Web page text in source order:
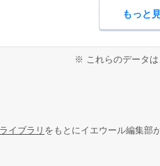
もっと
※ これらのデータ
イブラリ をもとにイエウール編集部